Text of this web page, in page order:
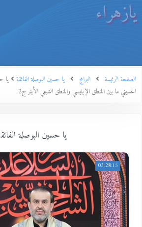
يازهراء
الصفحة الرئيسة البرامج يا حسين البوصلة الفائقة
الحسيني ما بين المنطق الإبليسي والمنطق الشيعي الأبتر ج2
يا حسين البوصلة الفائقة
03:28:15